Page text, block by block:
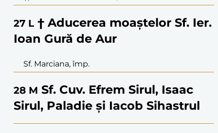
27 L † Aducerea moaștelor Sf. Ier.
Ioan Gură de Aur
Sf. Marciana, împ.
28 M Sf. Cuv. Efrem Sirul, Isaac
Sirul, Paladie și Iacob Sihastrul